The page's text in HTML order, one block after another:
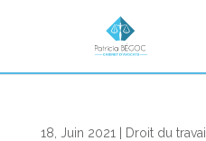
18, Juin 2021 Droit du travail